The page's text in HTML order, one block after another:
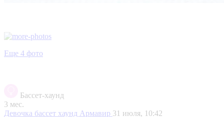
Еще 4 фото
Бассет-хаунд
3 мес.
Девочка бассет хаунд Армавир 31 июля, 10:42